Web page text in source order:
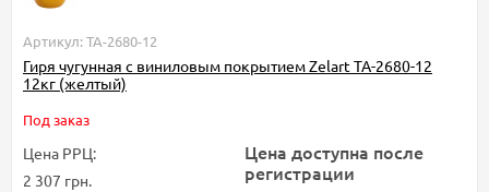
Артикул: TA-2680-12
Гиря чугунная с виниловым покрытием Zelart TA-2680-12
12кг (желтый)
Под заказ
Цена РРЦ:
2 307 грн.
Цена доступна после
регистрации